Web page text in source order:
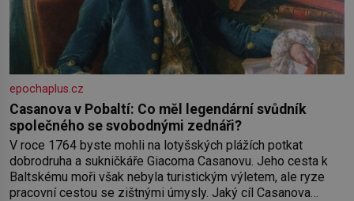
epochaplus.cz
Casanova v Pobaltí: Co měl legendární svůdník
společného se svobodnými zednáři?
V roce 1764 byste mohli na lotyšských plážích potkat
dobrodruha a sukničkáře Giacoma Casanovu. Jeho cesta k
Baltskému moři však nebyla turistickým výletem, ale ryze
pracovní cestou se zištnými úmysly. Jaký cíl Casanova